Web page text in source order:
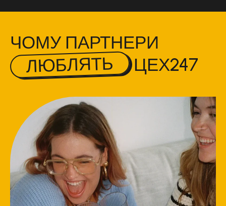
ЧОМУ ПАРТНЕРИ
ЛЮБЛЯТЬ ЦЕХ247